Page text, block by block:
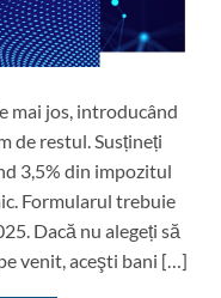
mai jos, introducând
de restul. Susțineți
3,5% din impozitul
Formularul trebuie
Dacă nu alegeți să
venit, aceşti bani […]